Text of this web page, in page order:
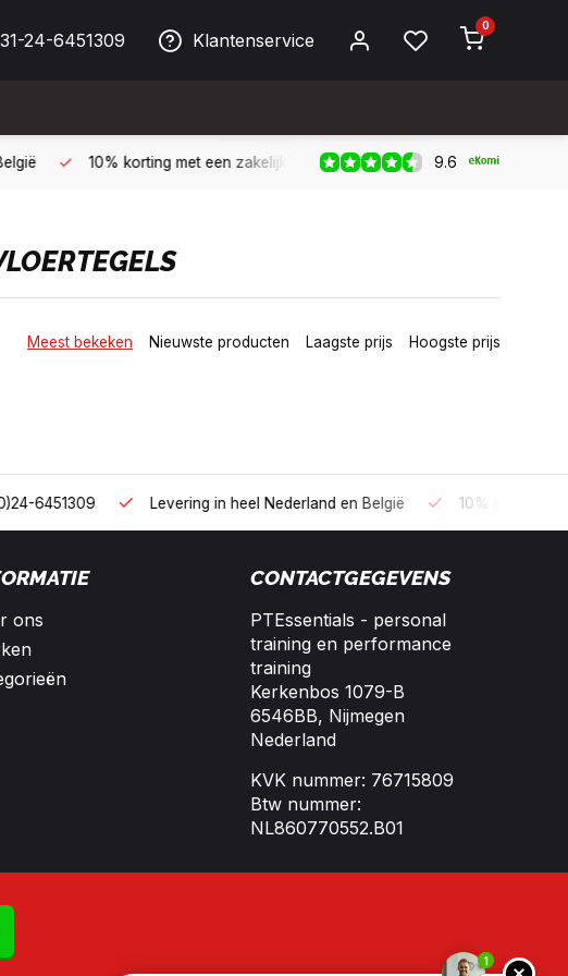
24-6451309 Klantenservice
0
met Biller! Bereikbaar per telefoon op werkdagen van 09:00 tot
9.6
Meest bekeken Nieuwste producten Laagste prijs Hoogste prijs
B2B kopen op 30 dagen factuur met Biller! Bereikbaar per
ons
CONTACTGEGEVENS
PTEssentials - personal
training en performance
training
Kerkenbos 1079-B
6546BB, Nijmegen
Nederland
KVK nummer: 76715809
Btw nummer:
NL860770552.B01
1